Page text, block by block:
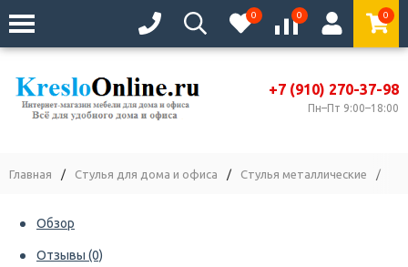
0 0 0
+7 (910) 270-37-98
Пн–Пт 9:00–18:00
Главная / Стулья для дома и офиса / Стулья металлические /
Обзор
Отзывы (0)